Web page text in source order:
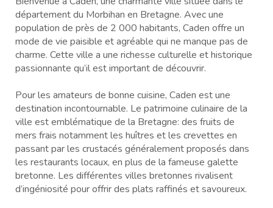
département du Morbihan en Bretagne. Avec une
population de près de 2 000 habitants, Caden offre un
mode de vie paisible et agréable qui ne manque pas de
charme. Cette ville a une richesse culturelle et historique
passionnante qu’il est important de découvrir.
Pour les amateurs de bonne cuisine, Caden est une
destination incontournable. Le patrimoine culinaire de la
ville est emblématique de la Bretagne: des fruits de
mers frais notamment les huîtres et les crevettes en
passant par les crustacés généralement proposés dans
les restaurants locaux, en plus de la fameuse galette
bretonne. Les différentes villes bretonnes rivalisent
d’ingéniosité pour offrir des plats raffinés et savoureux.